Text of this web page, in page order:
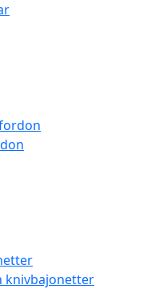
knivbajonetter